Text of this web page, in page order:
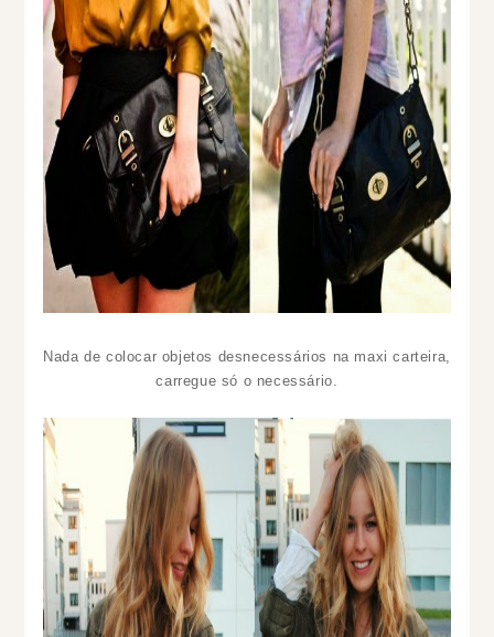
Nada de colocar objetos desnecessários na maxi carteira,
carregue só o necessário.